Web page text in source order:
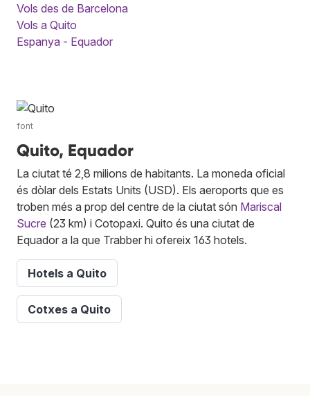
Vols des de Barcelona
Vols a Quito
Espanya - Equador
font
Quito, Equador
La ciutat té 2,8 milions de habitants. La moneda oficial
és dòlar dels Estats Units (USD). Els aeroports que es
troben més a prop del centre de la ciutat són Mariscal
Sucre (23 km) i Cotopaxi. Quito és una ciutat de
Equador a la que Trabber hi ofereix 163 hotels.
Hotels a Quito
Cotxes a Quito